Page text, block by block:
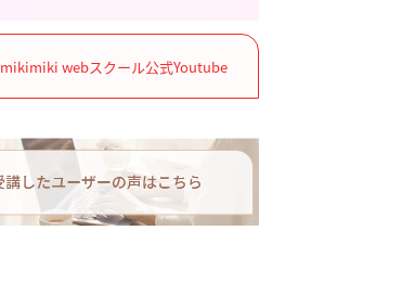
mikimiki webスクール公式Youtube